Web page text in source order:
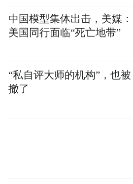
中国模型集体出击，美媒：
美国同行面临“死亡地带”
“私自评大师的机构”，也被
撤了